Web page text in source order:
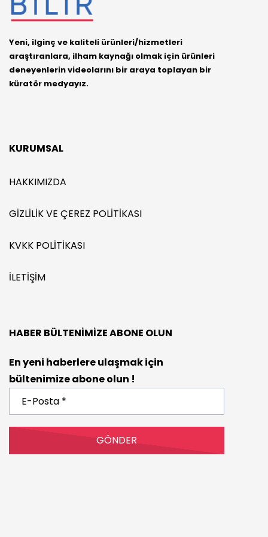
Yeni, ilginç ve kaliteli ürünleri/hizmetleri
araştıranlara, ilham kaynağı olmak için ürünleri
deneyenlerin videolarını bir araya toplayan bir
küratör medyayız.
KURUMSAL
HAKKIMIZDA
GIZLILIK VE ÇEREZ POLITIKASI
KVKK POLITIKASI
İLETIŞIM
HABER BÜLTENIMIZE ABONE OLUN
En yeni haberlere ulaşmak için
bültenimize abone olun !
Posta
*